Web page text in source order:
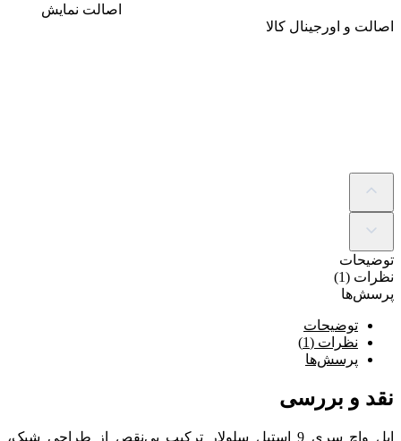
اصالت نمایش
اصالت و اورجینال کالا
توضیحات
نظرات (1)
پرسش‌ها
توضیحات
نظرات (1)
پرسش‌ها
نقد و بررسی
اپل واچ سری 9 استیل سلولار ترکیب بی‌نقص از طراحی شیک،